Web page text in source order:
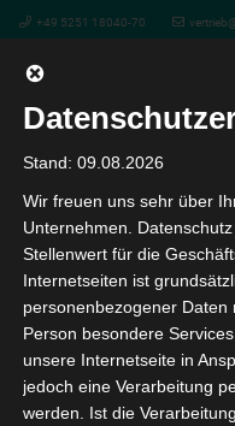
+49 5251 18040-70
Project
Es wurden
Project Details
Stand: 09.08.2026
Wir freuen uns sehr über
Unternehmen.
Stellenwert für die
Internetseiten ist
personenbezogener
Person besondere
unsere Internetseite in
jedoch eine Verarbeitung
werden. Ist die